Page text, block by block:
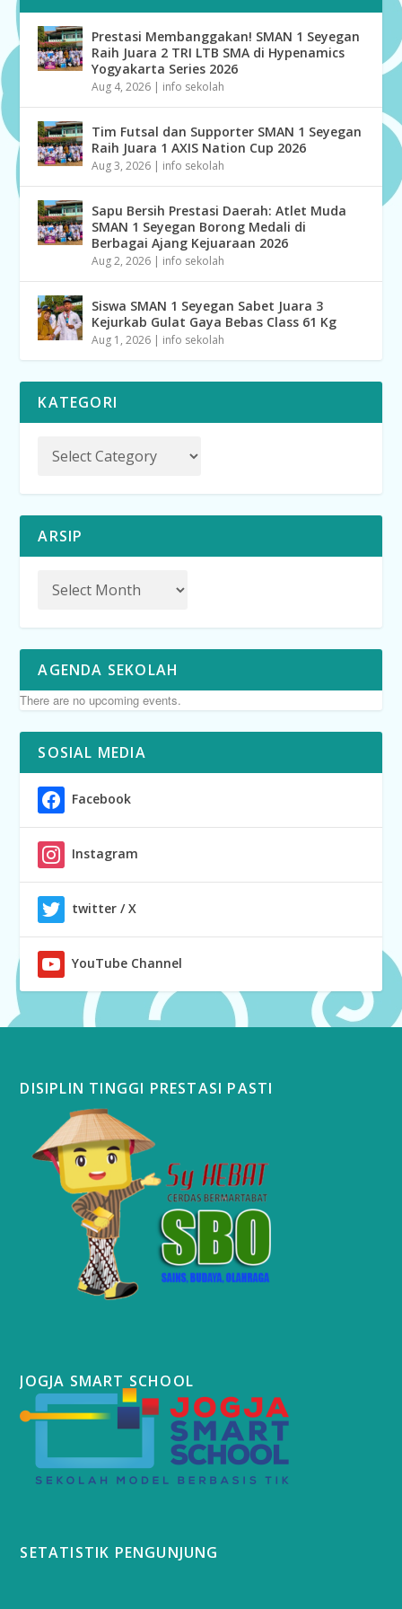
Prestasi Membanggakan! SMAN 1 Seyegan
Raih Juara 2 TRI LTB SMA di Hypenamics
Yogyakarta Series 2026
Aug 4, 2026 | info sekolah
Tim Futsal dan Supporter SMAN 1 Seyegan
Raih Juara 1 AXIS Nation Cup 2026
Aug 3, 2026 | info sekolah
Sapu Bersih Prestasi Daerah: Atlet Muda
SMAN 1 Seyegan Borong Medali di
Berbagai Ajang Kejuaraan 2026
Aug 2, 2026 | info sekolah
Siswa SMAN 1 Seyegan Sabet Juara 3
Kejurkab Gulat Gaya Bebas Class 61 Kg
Aug 1, 2026 | info sekolah
KATEGORI
ARSIP
AGENDA SEKOLAH
There are no upcoming events.
SOSIAL MEDIA
Facebook
Instagram
twitter / X
YouTube Channel
DISIPLIN TINGGI PRESTASI PASTI
JOGJA SMART SCHOOL
SETATISTIK PENGUNJUNG